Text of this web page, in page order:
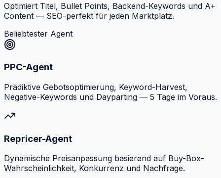
Optimiert Titel, Bullet Points, Backend-Keywords und A+
Content — SEO-perfekt für jeden Marktplatz.
Beliebtester Agent
PPC-Agent
Prädiktive Gebotsoptimierung, Keyword-Harvest,
Negative-Keywords und Dayparting — 5 Tage im Voraus.
Repricer-Agent
Dynamische Preisanpassung basierend auf Buy-Box-
Wahrscheinlichkeit, Konkurrenz und Nachfrage.